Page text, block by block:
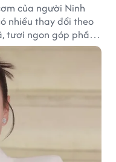
của người Ninh
nhiều thay đổi theo
tươi ngon góp phần
cuốn hút của vùng